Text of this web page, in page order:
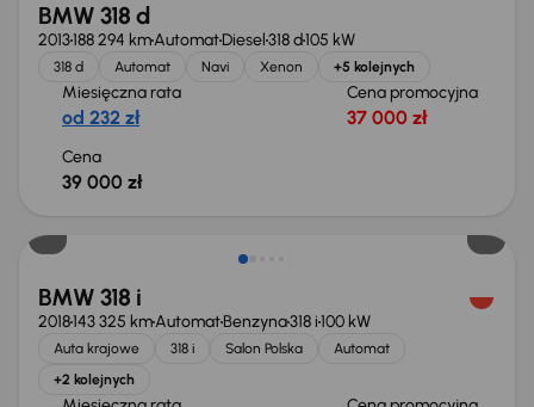
BMW 318 d
2013188 294 kmAutomatDiesel318 d105 kW
318 d Automat Navi Xenon +5 kolejnych
Miesięczna rata
od 232 zł
Cena promocyjna
37 000 zł
Cena
39 000 zł
BMW 318 i
2018143 325 kmAutomatBenzyna318 i100 kW
Auta krajowe 318 i Salon Polska
Automat
+2 kolejnych